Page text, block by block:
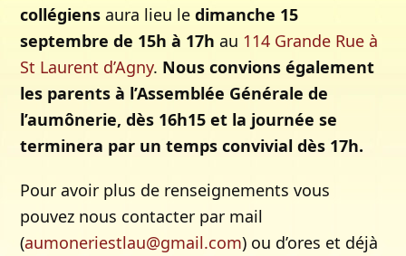
collégiens aura lieu ledimanche 15
septembre de 15h à 17h au 114 Grande Rue à
St Laurent d’Agny. Nous convions également
les parents à l’Assemblée Générale de
l’aumônerie, dès 16h15 et la journée se
terminera par un temps convivial dès 17h.
Pour avoir plus de renseignements vous
pouvez nous contacter par mail
(aumoneriestlau@gmail.com) ou d’ores et déjà